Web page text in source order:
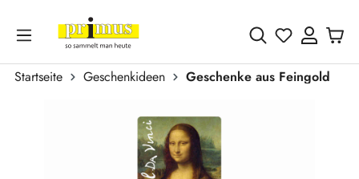
Zum Hauptinhalt springen
Du hast 0
Startseite Geschenkideen
Geschenke aus Feingold